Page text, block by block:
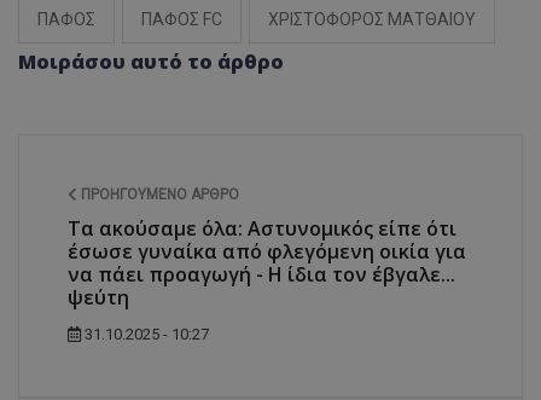
ΠΑΦΟΣ ΠΑΦΟΣ FC ΧΡΙΣΤΟΦΟΡΟΣ ΜΑΤΘΑΙΟΥ
Μοιράσου αυτό το άρθρο
ΠΡΟΗΓΟΎΜΕΝΟ ΆΡΘΡΟ
Τα ακούσαμε όλα: Αστυνομικός είπε ότι
έσωσε γυναίκα από φλεγόμενη οικία για
να πάει προαγωγή - Η ίδια τον έβγαλε...
ψεύτη
31.10.2025 - 10:27